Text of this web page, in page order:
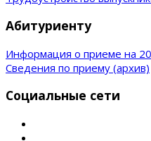
Абитуриенту
Информация о приеме на
Сведения по приему (архив)
Социальные сети